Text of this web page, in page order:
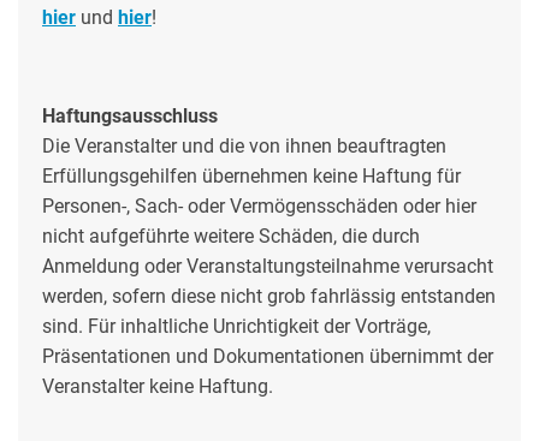
hier und hier!
Haftungsausschluss
Die Veranstalter und die von ihnen beauftragten
Erfüllungsgehilfen übernehmen keine Haftung für
Personen-, Sach- oder Vermögensschäden oder hier
nicht aufgeführte weitere Schäden, die durch
Anmeldung oder Veranstaltungsteilnahme verursacht
werden, sofern diese nicht grob fahrlässig entstanden
sind. Für inhaltliche Unrichtigkeit der Vorträge,
Präsentationen und Dokumentationen übernimmt der
Veranstalter keine Haftung.